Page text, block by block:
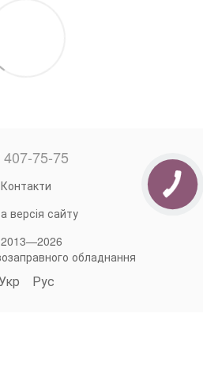
407-75-75
Контакти
версія сайту
обладнання
Рус